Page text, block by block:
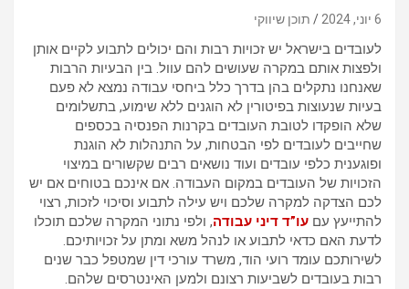
6 יוני, 2024 תוכן שיווקי
לעובדים בישראל יש זכויות רבות והם יכולים לתבוע לקיים אותן
ולפצות אותם במקרה שעושים להם עוול. בין הבעיות הרבות
שאנחנו נתקלים בהן בדרך כלל ביחסי עבודה נמצא לא פעם
בעיות שנעוצות בפיטורין לא הוגנים ללא שימוע, בתשלומים
שלא הופקדו לטובת העובדים בקרנות הפנסיה בכספים
שחייבים לעובדים לפי הבטחות, על התנהלות לא הוגנת
ופוגענית כלפי עובדים ועוד נושאים רבים שקשורים במיצוי
הזכויות של העובדים במקום העבודה. אם אינכם בטוחים אם יש
לכם הצדקה למקרה שלכם ויש עילה לתבוע וסיכוי לזכות, רצוי
להתייעץ עם עו”ד דיני עבודה, ולפי נתוני המקרה שלכם תוכלו
לדעת האם כדאי לתבוע או לנהל משא ומתן על זכויותיכם.
לשירותכם עומד רועי הוד, משרד עורכי דין שמטפל כבר שנים
רבות בעובדים לשביעות רצונם ולמען האינטרסים שלהם.